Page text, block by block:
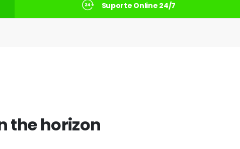
Suporte Online 24/7
the horizon